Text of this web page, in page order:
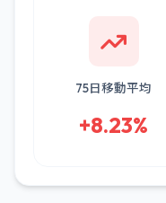
75日移動平均
+8.23%